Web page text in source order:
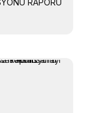
RAPORU